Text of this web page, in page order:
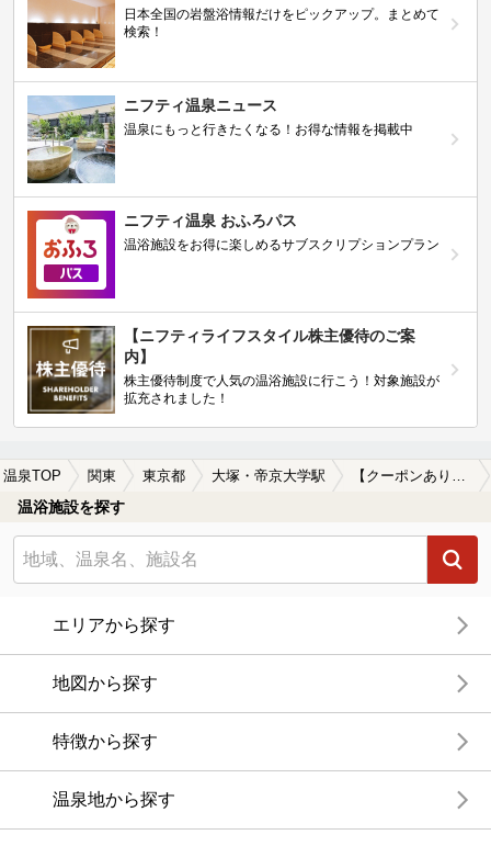
日本全国の岩盤浴情報だけをピックアップ。まとめて
検索！
ニフティ温泉ニュース
温泉にもっと行きたくなる！お得な情報を掲載中
ニフティ温泉 おふろパス
温浴施設をお得に楽しめるサブスクリプションプラン
【ニフティライフスタイル株主優待のご案
内】
株主優待制度で人気の温浴施設に行こう！対象施設が
拡充されました！
温泉TOP 関東 東京都 大塚・帝京大学駅
温浴施設を探す
エリアから探す
地図から探す
特徴から探す
温泉地から探す